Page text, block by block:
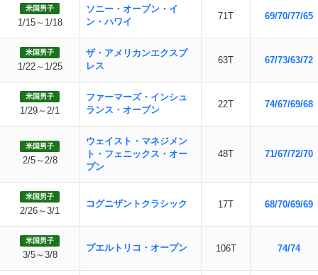
米国男子
1/15～1/18
ソニー・オープン・イ
ン・ハワイ
71T 69/70/77/65
米国男子
1/22～1/25
ザ・アメリカンエクスプ
レス
63T 67/73/63/72
米国男子
1/29～2/1
ファーマーズ・インシュ
ランス・オープン
22T 74/67/69/68
米国男子
2/5～2/8
ウェイスト・マネジメン
ト・フェニックス・オー
プン
48T 71/67/72/70
米国男子
2/26～3/1
コグニザントクラシック 17T 68/70/69/69
米国男子
3/5～3/8
プエルトリコ・オープン 106T 74/74